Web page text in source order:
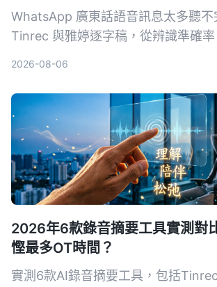
WhatsApp 廣東話語音訊息太多聽不
Tinrec 與雅婷逐字稿，從辨識準確率
2026-08-06
2026年6款錄音摘要工具實測對
慳最多OT時間？
實測6款AI錄音摘要工具，包括